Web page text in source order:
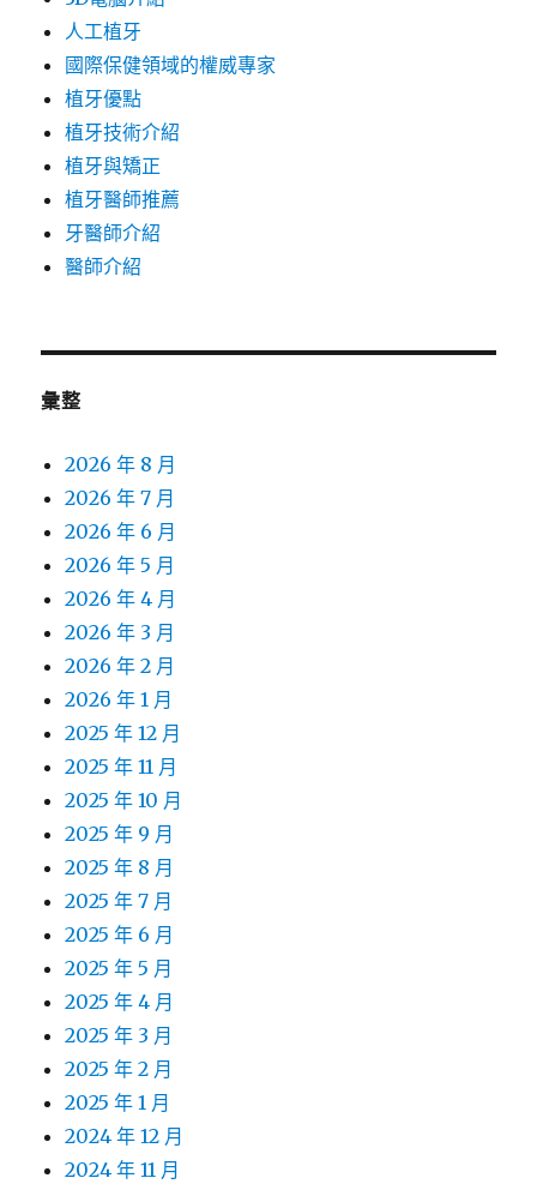
人工植牙
國際保健領域的權威專家
植牙優點
植牙技術介紹
植牙與矯正
植牙醫師推薦
牙醫師介紹
醫師介紹
彙整
2026 年 8 月
2026 年 7 月
2026 年 6 月
2026 年 5 月
2026 年 4 月
2026 年 3 月
2026 年 2 月
2026 年 1 月
2025 年 12 月
2025 年 11 月
2025 年 10 月
2025 年 9 月
2025 年 8 月
2025 年 7 月
2025 年 6 月
2025 年 5 月
2025 年 4 月
2025 年 3 月
2025 年 2 月
2025 年 1 月
2024 年 12 月
2024 年 11 月